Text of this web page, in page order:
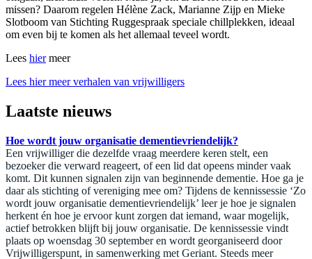
missen? Daarom regelen Hélène Zack, Marianne Zijp en Mieke
Slotboom van Stichting Ruggespraak speciale chillplekken, ideaal
om even bij te komen als het allemaal teveel wordt.
Lees hiermeer
Lees hier meer verhalen van vrijwilligers
Laatste nieuws
Hoe wordt jouw organisatie dementievriendelijk?
Een vrijwilliger die dezelfde vraag meerdere keren stelt, een
bezoeker die verward reageert, of een lid dat opeens minder vaak
komt. Dit kunnen signalen zijn van beginnende dementie. Hoe ga je
daar als stichting of vereniging mee om? Tijdens de kennissessie ‘Zo
wordt jouw organisatie dementievriendelijk’ leer je hoe je signalen
herkent én hoe je ervoor kunt zorgen dat iemand, waar mogelijk,
actief betrokken blijft bij jouw organisatie. De kennissessie vindt
plaats op woensdag 30 september en wordt georganiseerd door
Vrijwilligerspunt, in samenwerking met Geriant. Steeds meer